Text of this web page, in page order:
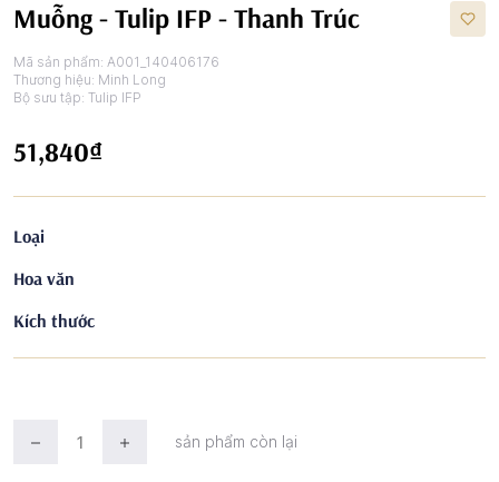
Muỗng - Tulip IFP - Thanh Trúc
Mã sản phẩm: A001_140406176
Thương hiệu: Minh Long
Bộ sưu tập: Tulip IFP
51,840₫
Loại
Hoa văn
Kích thước
sản phẩm còn lại